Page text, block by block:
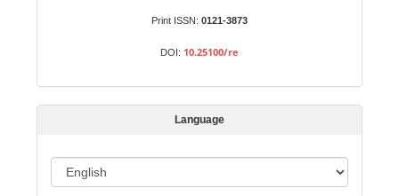
s
s
Print ISSN: 0121-3873
DOI: 10.25100/re
Language
a